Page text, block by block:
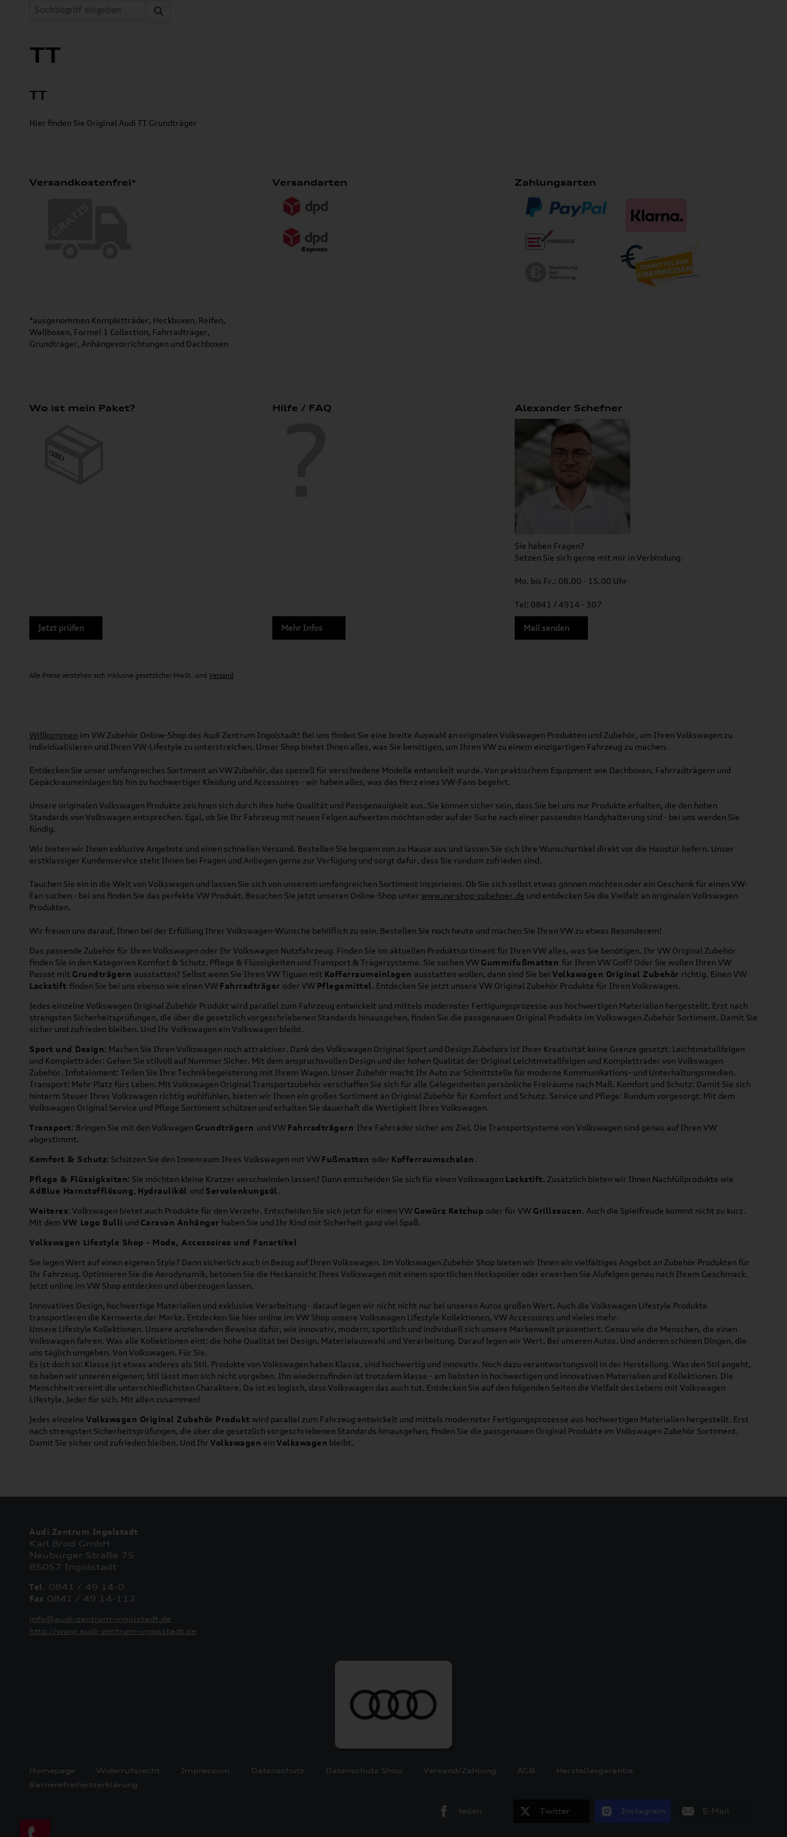
TT
TT
Hier finden Sie Original Audi TT Grundträger
Versandkostenfrei*
*ausgenommen Kompletträder, Heckboxen, Reifen,
Wallboxen, Formel 1 Collection, Fahrradträger,
Grundträger, Anhängevorrichtungen und Dachboxen
Versandarten Zahlungsarten
Wo ist mein Paket?
Jetzt prüfen
Hilfe / FAQ
Mehr Infos
Alexander Schefner
Sie haben Fragen?
Setzen Sie sich gerne mit mir in Verbindung.
Mo. bis Fr.: 08.00 - 15.00 Uhr
Tel: 0841 / 4914 - 307
Mail senden
Alle Preise verstehen sich inklusive gesetzlicher MwSt. und Versand
Willkommen im VW Zubehör Online-Shop des Audi Zentrum Ingolstadt! Bei uns finden Sie eine breite Auswahl an originalen Volkswagen Produkten und Zubehör, um Ihren Volkswagen zu
individualisieren und Ihren VW-Lifestyle zu unterstreichen. Unser Shop bietet Ihnen alles, was Sie benötigen, um Ihren VW zu einem einzigartigen Fahrzeug zu machen.
Entdecken Sie unser umfangreiches Sortiment an VW Zubehör, das speziell für verschiedene Modelle entwickelt wurde. Von praktischem Equipment wie Dachboxen, Fahrradträgern und
Gepäckraumeinlagen bis hin zu hochwertiger Kleidung und Accessoires - wir haben alles, was das Herz eines VW-Fans begehrt.
Unsere originalen Volkswagen Produkte zeichnen sich durch ihre hohe Qualität und Passgenauigkeit aus. Sie können sicher sein, dass Sie bei uns nur Produkte erhalten, die den hohen
Standards von Volkswagen entsprechen. Egal, ob Sie Ihr Fahrzeug mit neuen Felgen aufwerten möchten oder auf der Suche nach einer passenden Handyhalterung sind - bei uns werden Sie
fündig.
Wir bieten wir Ihnen exklusive Angebote und einen schnellen Versand. Bestellen Sie bequem von zu Hause aus und lassen Sie sich Ihre Wunschartikel direkt vor die Haustür liefern. Unser
erstklassiger Kundenservice steht Ihnen bei Fragen und Anliegen gerne zur Verfügung und sorgt dafür, dass Sie rundum zufrieden sind.
Tauchen Sie ein in die Welt von Volkswagen und lassen Sie sich von unserem umfangreichen Sortiment inspirieren. Ob Sie sich selbst etwas gönnen möchten oder ein Geschenk für einen VW-
Fan suchen - bei uns finden Sie das perfekte VW Produkt. Besuchen Sie jetzt unseren Online-Shop unter www.vw-shop-zubehoer.de und entdecken Sie die Vielfalt an originalen Volkswagen
Produkten.
Wir freuen uns darauf, Ihnen bei der Erfüllung Ihrer Volkswagen-Wünsche behilflich zu sein. Bestellen Sie noch heute und machen Sie Ihren VW zu etwas Besonderem!
Das passende Zubehör für Ihren Volkswagen oder Ihr Volkswagen Nutzfahrzeug. Finden Sie im aktuellen Produktsortiment für Ihren VW alles, was Sie benötigen. Ihr VW Original Zubehör
finden Sie in den Kategorien Komfort & Schutz, Pflege & Flüssigkeiten und Transport & Trägersysteme. Sie suchen VW Gummifußmatten für Ihren VW Golf? Oder Sie wollen Ihren VW
Passat mit Grundträgern ausstatten? Selbst wenn Sie Ihren VW Tiguan mit Kofferraumeinlagen ausstatten wollen, dann sind Sie bei Volkswagen Original Zubehör richtig. Einen VW
Lackstift finden Sie bei uns ebenso wie einen VW Fahrradträger oder VW Pflegemittel. Entdecken Sie jetzt unsere VW Original Zubehör Produkte für Ihren Volkswagen.
Jedes einzelne Volkswagen Original Zubehör Produkt wird parallel zum Fahrzeug entwickelt und mittels modernster Fertigungsprozesse aus hochwertigen Materialien hergestellt. Erst nach
strengsten Sicherheitsprüfungen, die über die gesetzlich vorgeschriebenen Standards hinausgehen, finden Sie die passgenauen Original Produkte im Volkswagen Zubehör Sortiment. Damit Sie
sicher und zufrieden bleiben. Und Ihr Volkswagen ein Volkswagen bleibt.
Sport und Design: Machen Sie Ihren Volkswagen noch attraktiver. Dank des Volkswagen Original Sport und Design Zubehörs ist Ihrer Kreativität keine Grenze gesetzt. Leichtmetallfelgen
und Kompletträder: Gehen Sie stilvoll auf Nummer Sicher. Mit dem anspruchsvollen Design und der hohen Qualität der Original Leichtmetallfelgen und Kompletträder von Volkswagen
Zubehör. Infotainment: Teilen Sie Ihre Technikbegeisterung mit Ihrem Wagen. Unser Zubehör macht Ihr Auto zur Schnittstelle für moderne Kommunikations- und Unterhaltungsmedien.
Transport: Mehr Platz fürs Leben: Mit Volkswagen Original Transportzubehör verschaffen Sie sich für alle Gelegenheiten persönliche Freiräume nach Maß. Komfort und Schutz: Damit Sie sich
hinterm Steuer Ihres Volkswagen richtig wohlfühlen, bieten wir Ihnen ein großes Sortiment an Original Zubehör für Komfort und Schutz. Service und Pflege: Rundum vorgesorgt: Mit dem
Volkswagen Original Service und Pflege Sortiment schützen und erhalten Sie dauerhaft die Wertigkeit Ihres Volkswagen.
Transport: Bringen Sie mit den Volkwagen Grundträgern und VW Fahrradträgern Ihre Fahrräder sicher ans Ziel. Die Transportsysteme von Volkswagen sind genau auf Ihren VW
abgestimmt.
Komfort & Schutz: Schützen Sie den Innenraum Ihres Volkswagen mit VW Fußmatten oder Kofferraumschalen.
Pflege & Flüssigkeiten: Sie möchten kleine Kratzer verschwinden lassen? Dann entscheiden Sie sich für einen Volkswagen Lackstift. Zusätzlich bieten wir Ihnen Nachfüllprodukte wie
AdBlue Harnstofflösung, Hydrauliköl und Servolenkungsöl.
Weiteres: Volkswagen bietet auch Produkte für den Verzehr. Entscheiden Sie sich jetzt für einen VW Gewürz Ketchup oder für VW Grillsaucen. Auch die Spielfreude kommt nicht zu kurz.
Mit dem VW Lego Bulli und Caravan Anhänger haben Sie und Ihr Kind mit Sicherheit ganz viel Spaß.
Volkswagen Lifestyle Shop - Mode, Accessoires und Fanartikel
Sie legen Wert auf einen eigenen Style? Dann sicherlich auch in Bezug auf Ihren Volkswagen. Im Volkswagen Zubehör Shop bieten wir Ihnen ein vielfältiges Angebot an Zubehör Produkten für
Ihr Fahrzeug. Optimieren Sie die Aerodynamik, betonen Sie die Heckansicht Ihres Volkswagen mit einem sportlichen Heckspoiler oder erwerben Sie Alufelgen genau nach Ihrem Geschmack.
Jetzt online im VW Shop entdecken und überzeugen lassen.
Innovatives Design, hochwertige Materialien und exklusive Verarbeitung - darauf legen wir nicht nicht nur bei unseren Autos großen Wert. Auch die Volkswagen Lifestyle Produkte
transportieren die Kernwerte der Marke. Entdecken Sie hier online im VW Shop unsere Volkswagen Lifestyle Kollektionen, VW Accessoires und vieles mehr.
Unsere Lifestyle Kollektionen. Unsere anziehenden Beweise dafür, wie innovativ, modern, sportlich und individuell sich unsere Markenwelt präsentiert. Genau wie die Menschen, die einen
Volkswagen fahren. Was alle Kollektionen eint: die hohe Qualität bei Design, Materialauswahl und Verarbeitung. Darauf legen wir Wert. Bei unseren Autos. Und anderen schönen Dingen, die
uns täglich umgeben. Von Volkswagen. Für Sie.
Es ist doch so: Klasse ist etwas anderes als Stil. Produkte von Volkswagen haben Klasse, sind hochwertig und innovativ. Noch dazu verantwortungsvoll in der Herstellung. Was den Stil angeht,
so haben wir unseren eigenen; Stil lässt man sich nicht vorgeben. Ihn wiederzufinden ist trotzdem klasse - am liebsten in hochwertigen und innovativen Materialien und Kollektionen. Die
Menschheit vereint die unterschiedlichsten Charaktere. Da ist es logisch, dass Volkswagen das auch tut. Entdecken Sie auf den folgenden Seiten die Vielfalt des Lebens mit Volkswagen
Lifestyle. Jeder für sich. Mit allen zusammen!
Jedes einzelne Volkswagen Original Zubehör Produkt wird parallel zum Fahrzeug entwickelt und mittels modernster Fertigungsprozesse aus hochwertigen Materialien hergestellt. Erst
nach strengsten Sicherheitsprüfungen, die über die gesetzlich vorgeschriebenen Standards hinausgehen, finden Sie die passgenauen Original Produkte im Volkswagen Zubehör Sortiment.
Damit Sie sicher und zufrieden bleiben. Und Ihr Volkswagen ein Volkswagen bleibt.
Audi Zentrum Ingolstadt
Karl Brod GmbH
Neuburger Straße 75
85057 Ingolstadt
Tel. 0841 / 49 14-0
Fax 0841 / 49 14-112
info@audi-zentrum-ingolstadt.de
http://www.audi-zentrum-ingolstadt.de
Homepage Widerrufsrecht Impressum Datenschutz Datenschutz Shop Versand/Zahlung AGB
Herstellergarantie
Barrierefreiheitserklärung
teilen Twitter Instagram E-Mail